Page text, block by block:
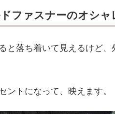
ファスナーのオシ
と落ち着いて見えるけど
ントになって、映えます。